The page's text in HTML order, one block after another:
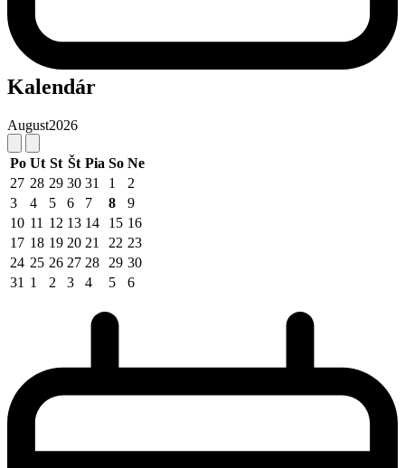
Kalendár
August2026
Po Ut St Št Pia So Ne
27 28 29 30 31 1
2
3
4 5 6 7 8
9
10 11 12 13 14 15 16
17 18 19 20 21 22 23
24 25 26 27 28 29 30
31 1 2 3 4 5 6